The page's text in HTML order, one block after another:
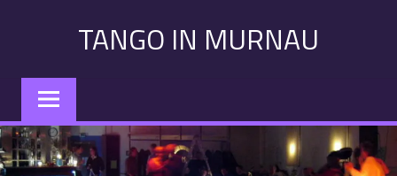
TANGO IN MURNAU
Tango
Veranstaltungen,
Kurse,